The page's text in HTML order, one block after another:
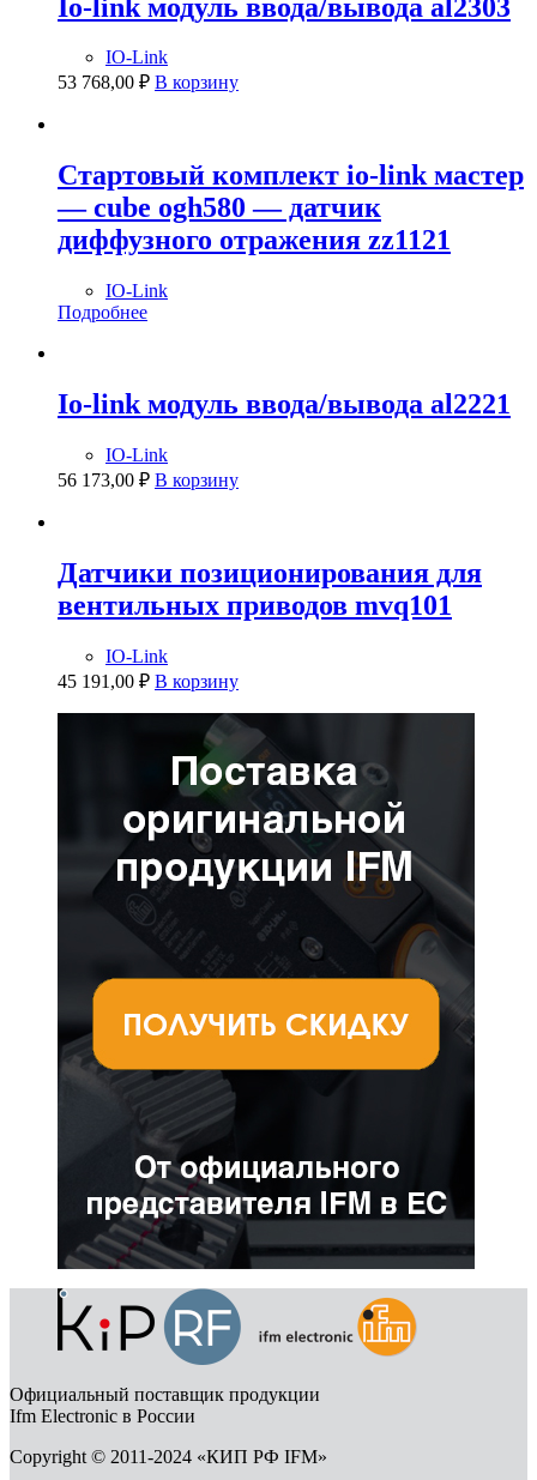
Io-link модуль ввода/вывода al2303
IO-Link
53 768,00 ₽ В корзину
Стартовый комплект io-link мастер
— cube ogh580 — датчик
диффузного отражения zz1121
IO-Link
Подробнее
Io-link модуль ввода/вывода al2221
IO-Link
56 173,00 ₽ В корзину
Датчики позиционирования для
вентильных приводов mvq101
IO-Link
45 191,00 ₽ В корзину
Официальный поставщик продукции
Ifm Electronic в России
Copyright © 2011-2024 «КИП РФ IFM»